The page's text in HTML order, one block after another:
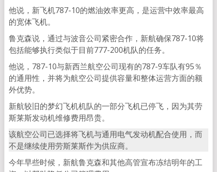
他说，新飞机787-10的燃油效率更高，是运营中效率最高
的宽体飞机。
鲁克森说，通过与波音公司紧密合作，新航确保787-10将
包括能够执行类似于目前777-200机队的任务。
他说，787-10与新西兰航空公司现有的787-9车队有95％
的通用性，并将为航空公司提供容量和整体运营方面的额
外优势。
新航较旧的梦幻飞机机队的一部分飞机已停飞，因为其劳
斯莱斯发动机维修费用昂贵。
该航空公司已选择将飞机与通用电气发动机配合使用，而
不是继续使用劳斯莱斯作为供应商。
今年早些时候，新航鲁克森和其他高管宣布冻结明年的工